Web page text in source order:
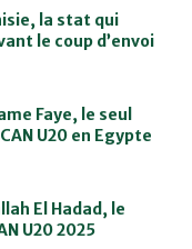
la stat qui
le coup d’envoi
Faye, le seul
U20 en Egypte
El Hadad, le
U20 2025